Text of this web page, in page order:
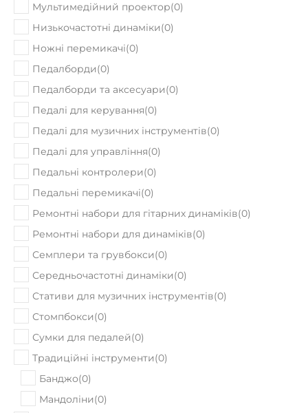
Мультимедійний проектор(0)
Низькочастотні динаміки(0)
Ножні перемикачі(0)
Педалборди(0)
Педалборди та аксесуари(0)
Педалі для керування(0)
Педалі для музичних інструментів(0)
Педалі для управління(0)
Педальні контролери(0)
Педальні перемикачі(0)
Ремонтні набори для гітарних динаміків(0)
Ремонтні набори для динаміків(0)
Семплери та грувбокси(0)
Середньочастотні динаміки(0)
Стативи для музичних інструментів(0)
Стомпбокси(0)
Сумки для педалей(0)
Традиційні інструменти(0)
Банджо(0)
Мандоліни(0)